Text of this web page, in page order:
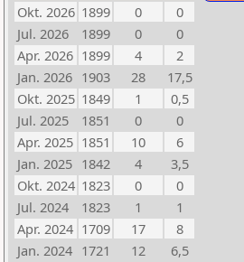
Okt. 2026 1899 0
0
Jul. 2026
1899 0
0
Apr. 2026 1899 4
2
Jan. 2026 1903 28
17,5
Okt. 2025 1849 1
0,5
Jul. 2025
1851 0
0
Apr. 2025 1851 10
6
Jan. 2025 1842 4
3,5
Okt. 2024 1823 0
0
Jul. 2024
1823 1
1
Apr. 2024 1709 17
8
Jan. 2024 1721 12
6,5